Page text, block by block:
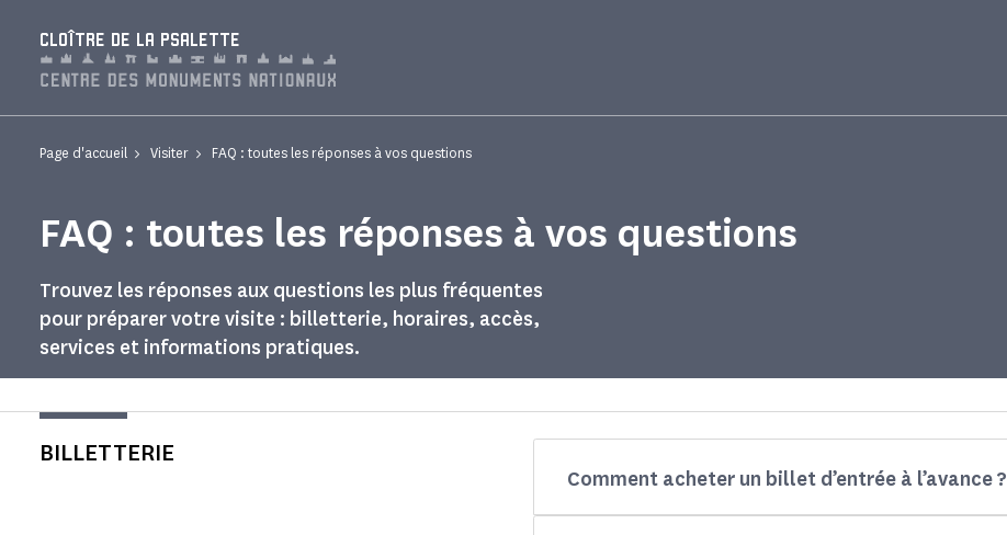
CLOÎTRE DE LA PSALETTE
Page d'accueil Visiter FAQ : toutes les réponses à vos questions
FAQ : toutes les réponses à vos questions
Trouvez les réponses aux questions les plus fréquentes
pour préparer votre visite : billetterie, horaires, accès,
services et informations pratiques.
BILLETTERIE
Comment acheter un billet d’entrée à l’avance ?